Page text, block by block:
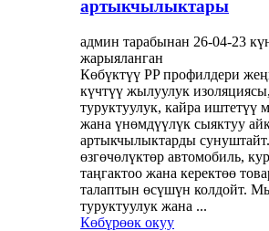
артыкчылыктары
админ тарабынан 26-04-23
жарыяланган
Көбүктүү PP профилдери
күчтүү жылуулук
туруктуулук, кайра иштетүү
жана үнөмдүүлүк сыяктуу
артыкчылыктарды
өзгөчөлүктөр автомобиль,
таңгактоо жана керектөө
талаптын өсүшүн колдойт.
туруктуулук жана ...
Көбүрөөк окуу